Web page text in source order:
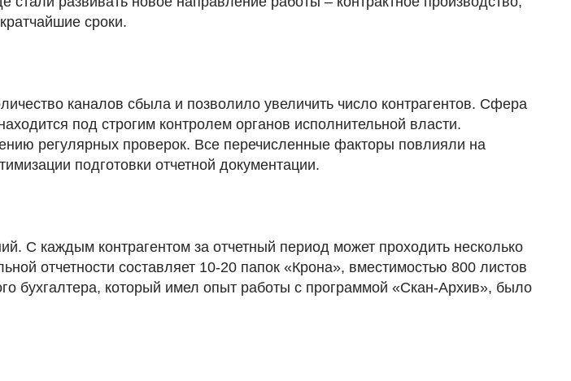
сроки.
каналов сбыла и позволило увеличить число контрагентов. Сфера
под строгим контролем органов исполнительной власти.
регулярных проверок. Все перечисленные факторы повлияли на
подготовки отчетной документации.
С каждым контрагентом за отчетный период может проходить несколько
отчетности составляет 10-20 папок «Крона», вместимостью 800 листов
бухгалтера, который имел опыт работы с программой «Скан-Архив», было